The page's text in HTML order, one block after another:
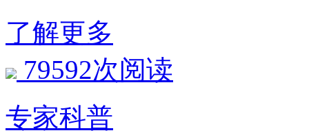
了解更多
79592次阅读
专家科普